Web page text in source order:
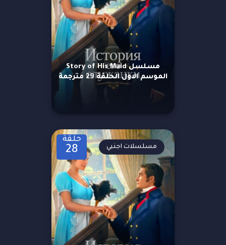
مسلسل Story of His Maid
الموسم الاول الحلقة 29 مترجمة
حلقة
28 مسلسلات اجنبي